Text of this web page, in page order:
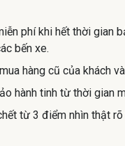
phí khi hết thời
bến xe.
hàng cũ của khách
hành tinh từ thời gian
từ 3 điểm nhìn thật